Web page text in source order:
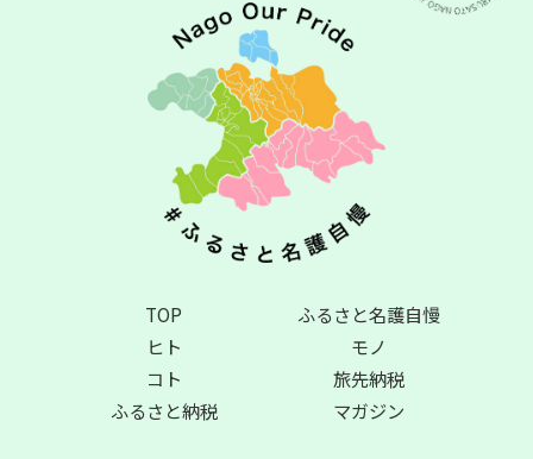
TOP
ふるさと名護自慢
ヒト
モノ
コト
旅先納税
ふるさと納税
マガジン